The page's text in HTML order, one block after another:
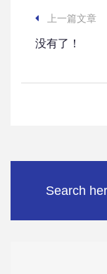
上一篇文章
没有了！